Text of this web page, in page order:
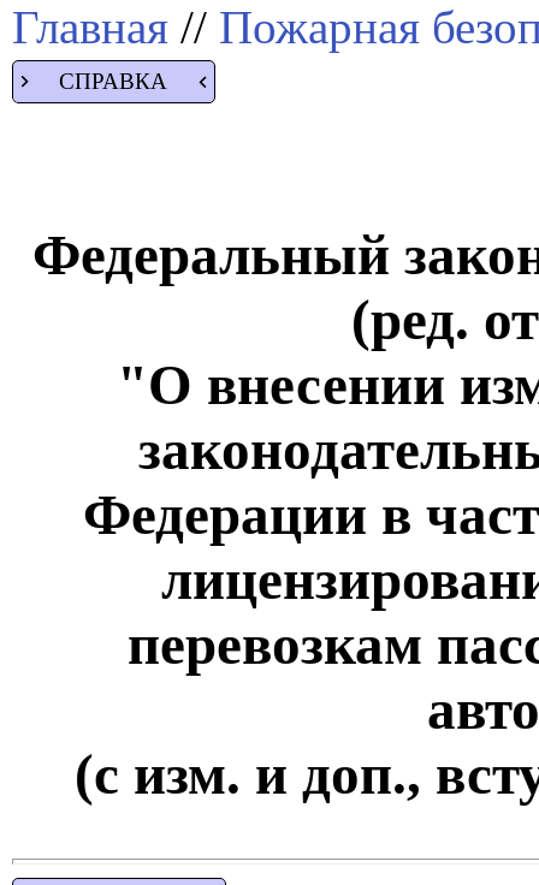
Главная // Пожарная
СПРАВКА
Федеральный
(ред.
"О внесении
Федерации в
перевозкам
(с изм. и доп.,